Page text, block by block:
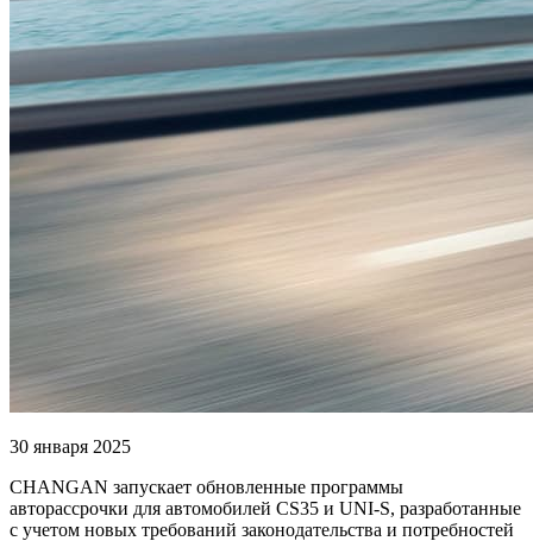
30 января 2025
CHANGAN запускает обновленные программы
авторассрочки для автомобилей CS35 и UNI-S, разработанные
с учетом новых требований законодательства и потребностей